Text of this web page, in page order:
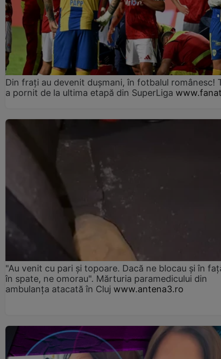
Din frați au devenit dușmani, în fotbalul românesc!
a pornit de la ultima etapă din SuperLiga
"Au venit cu pari și topoare. Dacă ne blocau şi în
în spate, ne omorau". Mărturia paramedicului din
ambulanţa atacată în Cluj www.antena3.ro